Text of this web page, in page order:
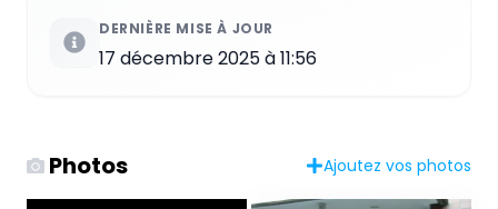
DERNIÈRE MISE À JOUR
17 décembre 2025 à 11:56
Photos Ajoutez vos photos